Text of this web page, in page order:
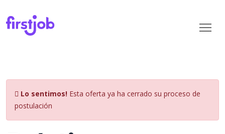
Lo sentimos! Esta oferta ya ha cerrado su proceso de
postulación